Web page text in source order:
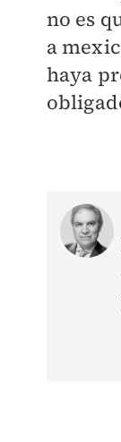
no es
a
haya